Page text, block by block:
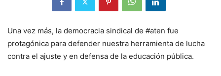
Una vez más, la democracia sindical de #aten fue
protagónica para defender nuestra herramienta de lucha
contra el ajuste y en defensa de la educación pública.